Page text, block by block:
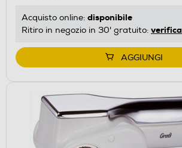
Acquisto online: disponibile
Ritiro in negozio in 30' gratuito: verifica
AGGIUNGI